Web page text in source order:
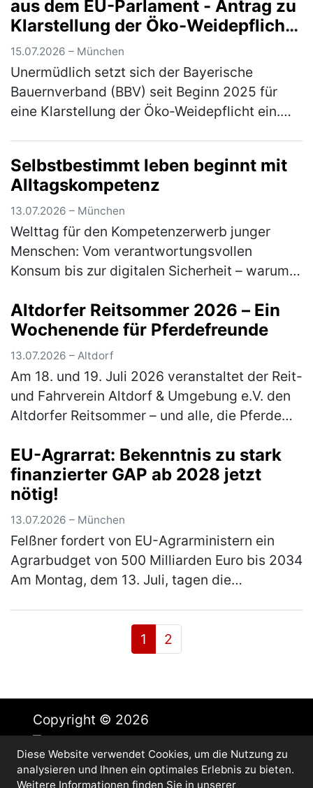
aus dem EU-Parlament - Antrag zu
Klarstellung der Öko-Weidepflicht
angenommen
15.07.2026 – München
Unermüdlich setzt sich der Bayerische
Bauernverband (BBV) seit Beginn 2025 für
eine Klarstellung der Öko-Weidepflicht ein.
Selbstbestimmt leben beginnt mit
Alltagskompetenz
13.07.2026 – München
Welttag für den Kompetenzerwerb junger
Menschen: Vom verantwortungsvollen
Konsum bis zur digitalen Sicherheit – warum
Am 15. Juli macht der Welttag für den …
(mehr)
Altdorfer Reitsommer 2026 – Ein
Wochenende für Pferdefreunde
13.07.2026 – Altdorf
Am 18. und 19. Juli 2026 veranstaltet der Reit-
und Fahrverein Altdorf & Umgebung e.V. den
Altdorfer Reitsommer – und alle, die Pferde
Besucher erleb… (mehr)
EU-Agrarrat: Bekenntnis zu stark
finanzierter GAP ab 2028 jetzt
nötig!
13.07.2026 – München
Felßner fordert von EU-Agrarministern ein
Agrarbudget von 500 Milliarden Euro bis 2034
Am Montag, dem 13. Juli, tagen die
1
2
Copyright © 2026
Impressum
Datenschutz
Diese Website verwendet Cookies, um die Nutzung zu
analysieren und Ihnen ein optimales Erlebnis zu bieten.
Weitere Informationen finden Sie in unserer